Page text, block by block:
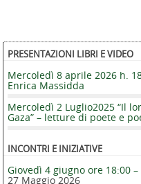
PRESENTAZIONI LIBRI E VIDEO
Mercoledì 8 aprile 2026 h.
Enrica Massidda
Mercoledì 2 Luglio2025 “Il
Gaza” – letture di poete e
INCONTRI E INIZIATIVE
Giovedì 4 giugno ore 18:00
27 Maggio 2026